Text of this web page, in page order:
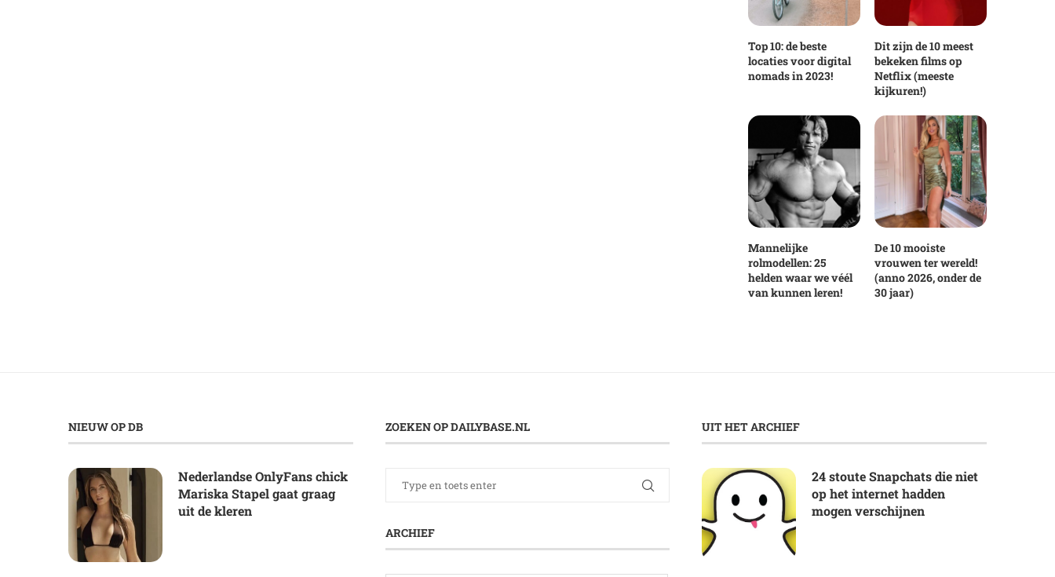
Top 10: de beste
locaties voor digital
nomads in 2023!
Dit zijn de 10 meest
bekeken films op
Netflix (meeste
kijkuren!)
Mannelijke
rolmodellen: 25
helden waar we véél
van kunnen leren!
De 10 mooiste
vrouwen ter wereld!
(anno 2026, onder de
30 jaar)
NIEUW OP DB
Nederlandse OnlyFans chick
Mariska Stapel gaat graag
uit de kleren
ZOEKEN OP DAILYBASE.NL
ARCHIEF
UIT HET ARCHIEF
24 stoute Snapchats die niet
op het internet hadden
mogen verschijnen